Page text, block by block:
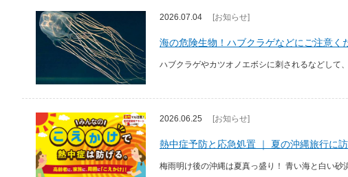
2026.07.04 [お知らせ]
海の危険生物！ハブクラゲなどにご注意く
ハブクラゲやカツオノエボシに刺されるなどして
2026.06.25 [お知らせ]
熱中症予防と応急処置 ｜ 夏の沖縄旅行に
梅雨明け後の沖縄は夏真っ盛り！ 青い海と白い